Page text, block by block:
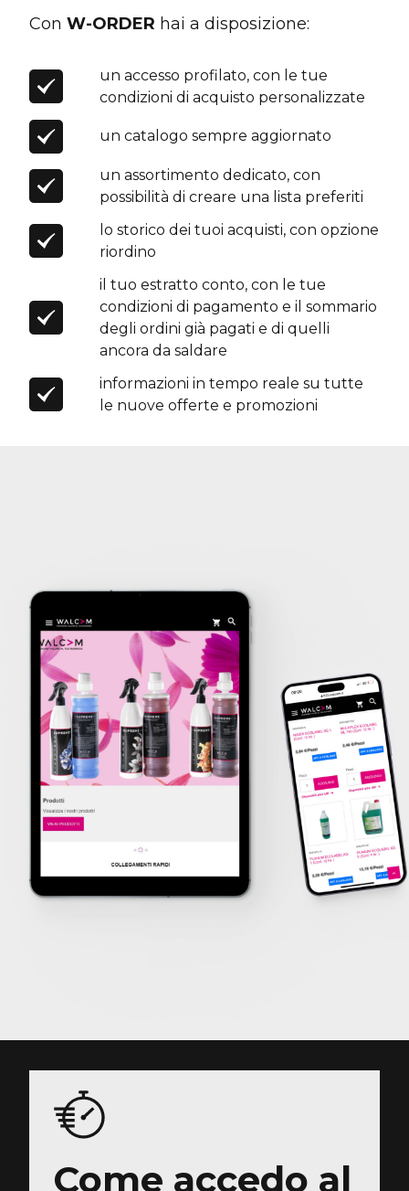
ConW-ORDER hai a disposizione:
un accesso profilato, con le tue
condizioni di acquisto personalizzate
un catalogo sempre aggiornato
un assortimento dedicato, con
possibilità di creare una lista preferiti
lo storico dei tuoi acquisti, con opzione
riordino
il tuo estratto conto, con le tue
condizioni di pagamento e il sommario
degli ordini già pagati e di quelli
ancora da saldare
informazioni in tempo reale su tutte
le nuove offerte e promozioni
Come accedo al